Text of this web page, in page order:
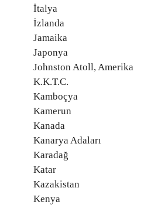
İtalya
İzlanda
Jamaika
Japonya
Johnston Atoll, Amerika
K.K.T.C.
Kamboçya
Kamerun
Kanada
Kanarya Adaları
Karadağ
Katar
Kazakistan
Kenya